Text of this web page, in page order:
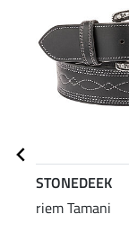
STONEDEEK
riem Tamani